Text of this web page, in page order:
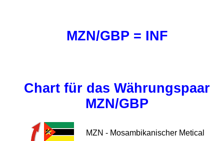
MZN/GBP = INF
Chart für das Währungspaar
MZN/GBP
MZN - Mosambikanischer Metical